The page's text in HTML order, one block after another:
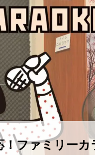
！ファミリーカ